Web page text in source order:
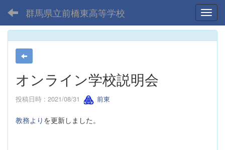
群馬県立前橋東高等学校
オンライン学校説明会
投稿日時 : 2021/08/31 前東
教務より を更新しました。